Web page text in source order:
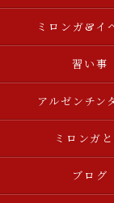
ミロンガ&イ
習い事
アルゼンチン
ミロンガ
ブログ